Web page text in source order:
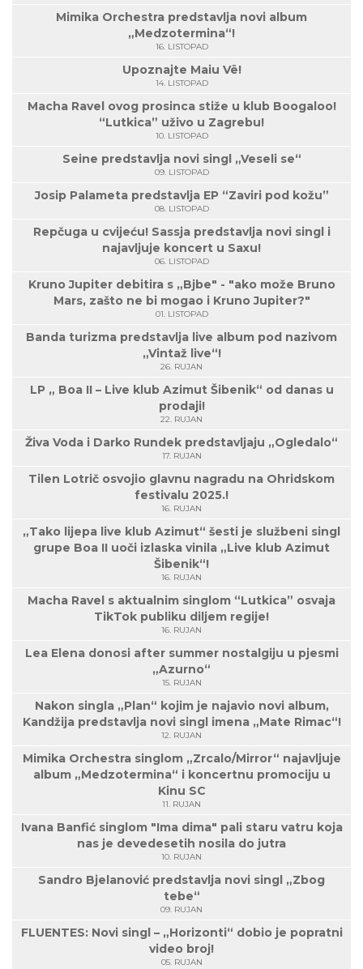
Mimika Orchestra predstavlja novi album
„Medzotermina“!
16. LISTOPAD
Upoznajte Maiu Vë!
14. LISTOPAD
Macha Ravel ovog prosinca stiže u klub Boogaloo!
“Lutkica” uživo u Zagrebu!
10. LISTOPAD
Seine predstavlja novi singl „Veseli se“
09. LISTOPAD
Josip Palameta predstavlja EP “Zaviri pod kožu”
08. LISTOPAD
Repčuga u cvijeću! Sassja predstavlja novi singl i
najavljuje koncert u Saxu!
06. LISTOPAD
Kruno Jupiter debitira s „Bjbe" - "ako može Bruno
Mars, zašto ne bi mogao i Kruno Jupiter?"
01. LISTOPAD
Banda turizma predstavlja live album pod nazivom
„Vintaž live“!
26. RUJAN
LP „ Boa II – Live klub Azimut Šibenik“ od danas u
prodaji!
22. RUJAN
Živa Voda i Darko Rundek predstavljaju „Ogledalo“
17. RUJAN
Tilen Lotrič osvojio glavnu nagradu na Ohridskom
festivalu 2025.!
16. RUJAN
„Tako lijepa live klub Azimut“ šesti je službeni singl
grupe Boa II uoči izlaska vinila „Live klub Azimut
Šibenik“!
16. RUJAN
Macha Ravel s aktualnim singlom “Lutkica” osvaja
TikTok publiku diljem regije!
16. RUJAN
Lea Elena donosi after summer nostalgiju u pjesmi
„Azurno“
15. RUJAN
Nakon singla „Plan“ kojim je najavio novi album,
Kandžija predstavlja novi singl imena „Mate Rimac“!
12. RUJAN
Mimika Orchestra singlom „Zrcalo/Mirror“ najavljuje
album „Medzotermina“ i koncertnu promociju u
Kinu SC
11. RUJAN
Ivana Banfić singlom "Ima dima" pali staru vatru koja
nas je devedesetih nosila do jutra
10. RUJAN
Sandro Bjelanović predstavlja novi singl „Zbog
tebe“
09. RUJAN
FLUENTES: Novi singl – „Horizonti“ dobio je popratni
video broj!
05. RUJAN